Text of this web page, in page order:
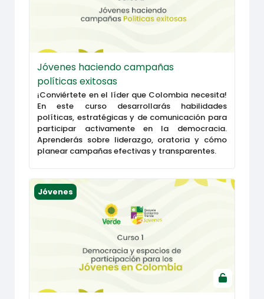
Jóvenes haciendo campañas
políticas exitosas
¡Conviértete en el líder que Colombia necesita!
En este curso desarrollarás habilidades
políticas, estratégicas y de comunicación para
participar activamente en la democracia.
Aprenderás sobre liderazgo, oratoria y cómo
planear campañas efectivas y transparentes.
Democracia y espacios de participación para
Jóvenes